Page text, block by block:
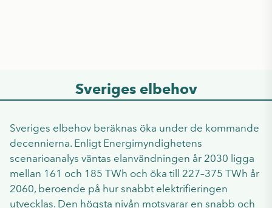
Sveriges elbehov
Sveriges elbehov beräknas öka under de kommande
decennierna. Enligt Energimyndighetens
scenarioanalys väntas elanvändningen år 2030 ligga
mellan 161 och 185 TWh och öka till 227–375 TWh år
2060, beroende på hur snabbt elektrifieringen
utvecklas. Den högsta nivån motsvarar en snabb och